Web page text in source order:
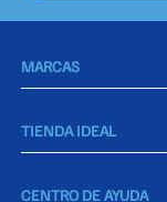
MARCAS
Agua De Piedra
TIENDA IDEAL
Política de privacidad
CENTRO DE AYUDA